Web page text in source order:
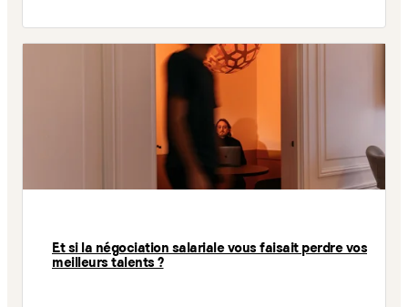
Et si la négociation salariale vous faisait perdre vos
meilleurs talents ?